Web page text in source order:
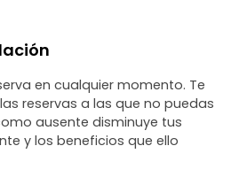
en cualquier momento. Te
reservas a las que no puedas
ausente disminuye tus
y los beneficios que ello